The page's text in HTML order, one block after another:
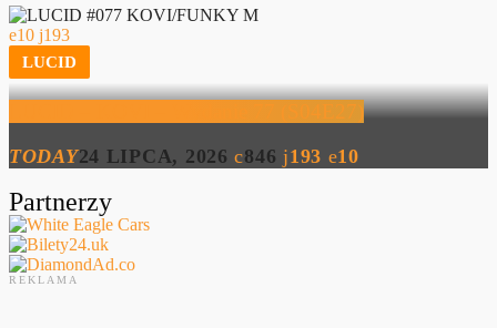
10 193
LUCID
LUCID – KOVI – Wydanie 77 (S04E27)
TODAY24 LIPCA, 2026 846 193 10
Partnerzy